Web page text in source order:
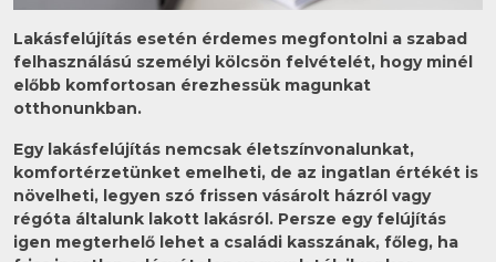
Lakásfelújítás esetén érdemes megfontolni a szabad
felhasználású személyi kölcsön felvételét, hogy minél
előbb komfortosan érezhessük magunkat
otthonunkban.
Egy lakásfelújítás nemcsak életszínvonalunkat,
komfortérzetünket emelheti, de az ingatlan értékét is
növelheti, legyen szó frissen vásárolt házról vagy
régóta általunk lakott lakásról. Persze egy felújítás
igen megterhelő lehet a családi kasszának, főleg, ha